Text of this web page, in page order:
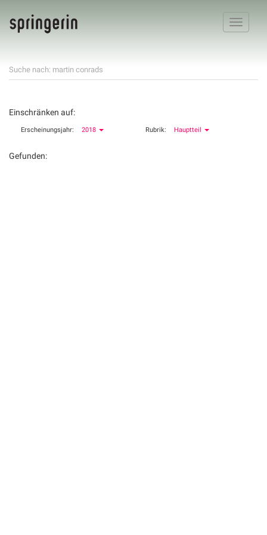
Toggle
Suche nach: martin conrads
Einschränken auf:
Erscheinungsjahr: 2018 Rubrik: Hauptteil
Gefunden: